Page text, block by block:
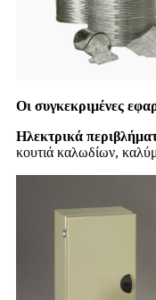
Οι συγκεκριμένες
Ηλεκτρικά
κουτιά καλωδίων,